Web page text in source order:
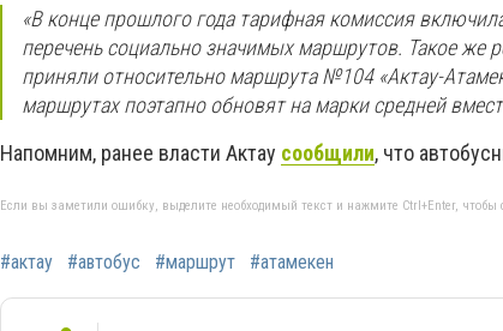
«В конце прошлого года тарифная комиссия
перечень социально значимых маршрутов. Такое же
приняли относительно маршрута №104 «Актау-
маршрутах поэтапно обновят на марки средней
Напомним, ранее власти Актау сообщили, что
Если вы заметили ошибку, выделите необходимый текст и нажмите Ctrl+Enter, чтобы
#актау #автобус #маршрут #атамекен